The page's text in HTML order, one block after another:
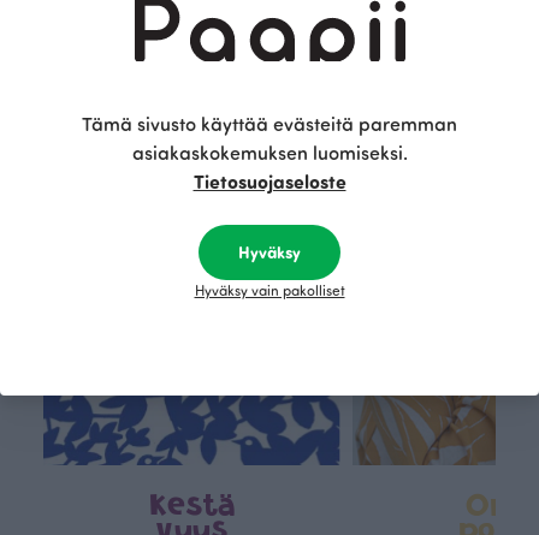
Kestä Oma
Tämä sivusto käyttää evästeitä paremman
asiakaskokemuksen luomiseksi.
Tietosuojaseloste
Hyväksy
Hyväksy vain pakolliset